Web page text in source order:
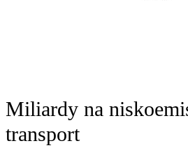
Miliardy na
transport